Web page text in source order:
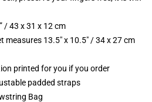
/ 43 x 31 x 12 cm
measures 13.5" x 10.5" / 34 x 27 cm
printed for you if you order
padded straps
Bag